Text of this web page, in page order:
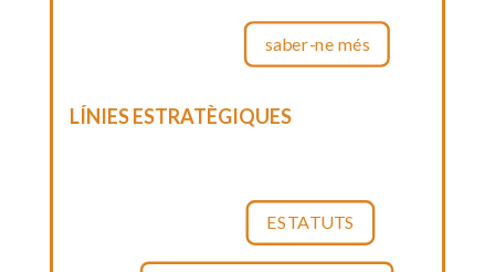
saber-ne més
LÍNIES ESTRATÈGIQUES
ESTATUTS